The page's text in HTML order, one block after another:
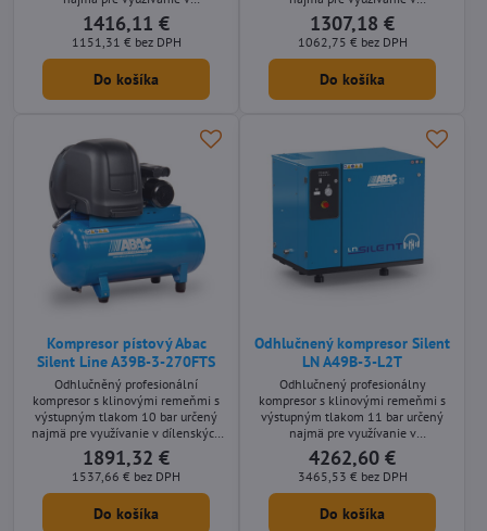
remeselníckych aplikáciách s
nároky na nízkou hlučnost stroje.
Mobilné olejom mazané prevedenie
s príkonom motora 1,5 kW a s
tlakovou nádobou s objemom 150
1416,11 €
1151,31 € bez DPH
Do košíka
remeselníckych aplikáciách s
nároky na nízkou hlučnost stroje.
Mobilné olejom mazané prevedenie
s príkonom motora 1,5 kW a s
tlakovou nádobou s objemom 90
1307,18 €
1062,75 € bez DPH
Do košíka
Kompresor pístový Abac
Silent Line A39B-3-270FTS
Odhlučněný profesionální
kompresor s klinovými remeňmi s
výstupným tlakom 10 bar určený
najmä pre využívanie v dílenských
aplikáciách s nároky na nízkou
hlučnost stroje. Stacionárne olejom
mazané prevedenie s príkonom
motora 3 kW a s tlakovou nádobou
s objemom 270 litrov.
1891,32 €
1537,66 € bez DPH
Do košíka
Odhlučnený kompresor Silent
LN A49B-3-L2T
Odhlučnený profesionálny
kompresor s klinovými remeňmi s
výstupným tlakom 11 bar určený
najmä pre využívanie v
remeselníckych aplikáciách s
nárokmi na nízku hlučnosť stroja.
Stacionárne olejom mazané
prevedení s príkonom motora 3 kW
bez vzdušníka.
4262,60 €
3465,53 € bez DPH
Do košíka